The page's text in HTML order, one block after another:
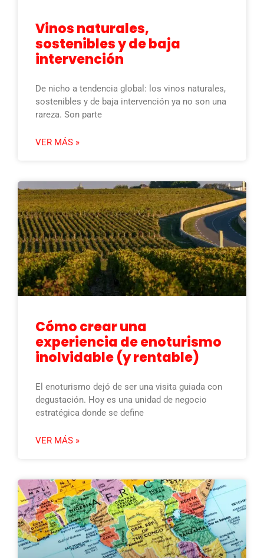
Vinos naturales,
sostenibles y de baja
intervención
De nicho a tendencia global: los vinos naturales,
sostenibles y de baja intervención ya no son una
rareza. Son parte
VER MÁS »
Cómo crear una
experiencia de enoturismo
inolvidable (y rentable)
El enoturismo dejó de ser una visita guiada con
degustación. Hoy es una unidad de negocio
estratégica donde se define
VER MÁS »